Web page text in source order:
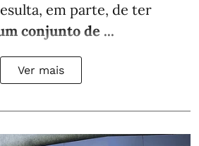
em parte, de ter
conjunto de ...
Ver mais